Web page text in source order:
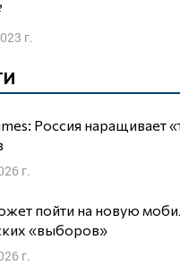
г.
Россия наращивает
г.
пойти на новую
«выборов»
г.